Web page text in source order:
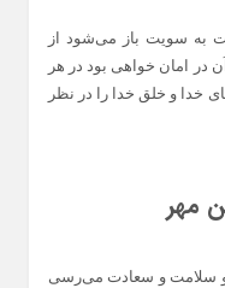
سویت باز می‌شود از
در امان خواهی بود در هر
خدا و خلق خدا را در نظر
مهر
و سلامت و سعادت می‌رسی